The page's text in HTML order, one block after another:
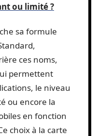
ou limité ?
sa formule
ces noms,
permettent
le niveau
ou encore la
en fonction
choix à la carte